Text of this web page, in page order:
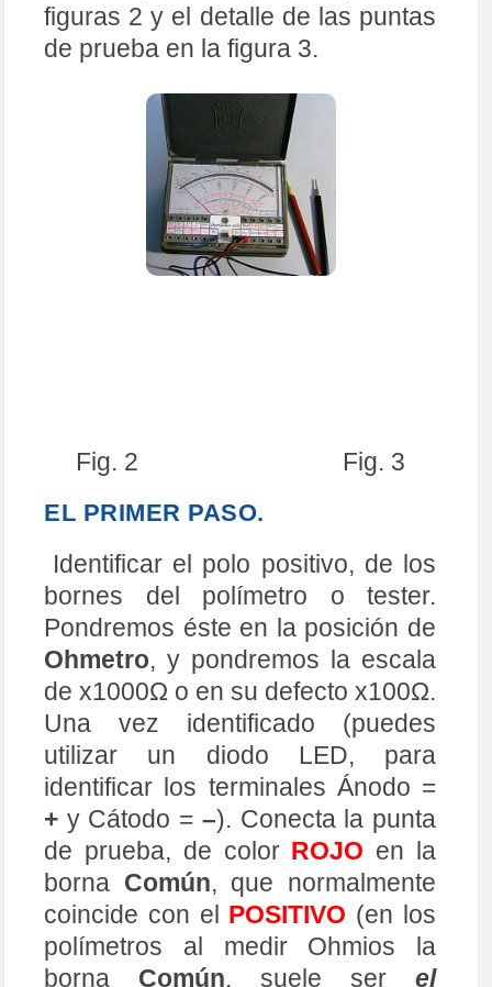
figuras 2 y el detalle de las puntas
de prueba en la figura 3.
Pondremos éste en la posición de
de x1000Ω o en su defecto x100Ω.
Una vez identificado (puedes
utilizar un diodo LED, para
identificar los terminales Ánodo =
+y Cátodo =–). Conecta la punta
de prueba, de colorROJOen la
bornaComún, que normalmente
coincide con elPOSITIVO(en los
polímetros al medir Ohmios la
bornaComún , suele serel
positivo de la batería interior,
aunque para medir la tensión y
corriente se considere el polo
negativo), por eliminación, la otra
borna ha de ser elNEGATIVO,